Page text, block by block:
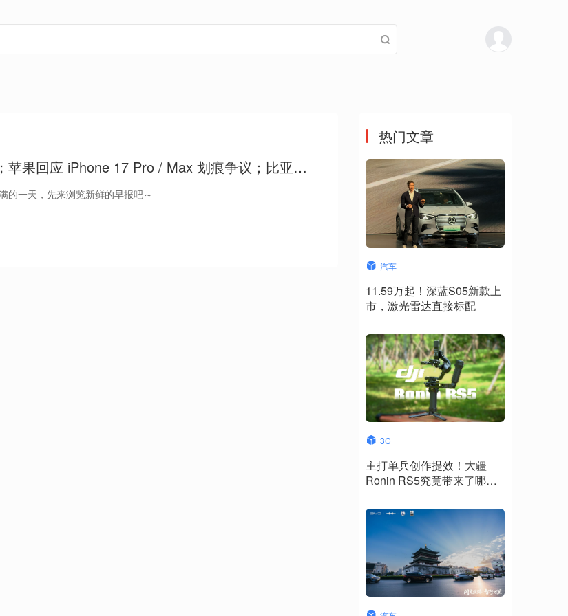
苹果回应 iPhone 17 Pro / Max 划痕争议；比亚迪
市｜Do早报
的一天，先来浏览新鲜的早报吧～
热门文章
汽车
11.59万起！深蓝S05新款上
市，激光雷达直接标配
3C
主打单兵创作提效！大疆
Ronin RS5究竟带来了哪些